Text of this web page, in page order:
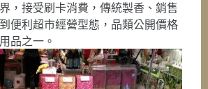
，接受刷卡消費，傳統製香、銷售
便利超市經營型態，品類公開價格
品之一。